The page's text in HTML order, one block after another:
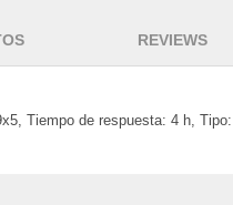
REVIEWS
Tiempo de respuesta: 4 h,